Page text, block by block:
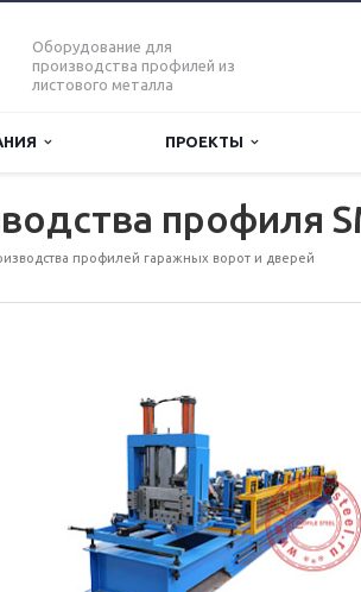
Оборудование для
производства профилей из
листового металла
ПРОЕКТЫ
профиля
профилей гаражных ворот и дверей